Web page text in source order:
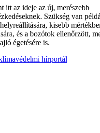
itt az ideje az új, merészebb
Szükség van
kisebb
és a bozótok ellenőrzött,
égetésére is.
hírportál